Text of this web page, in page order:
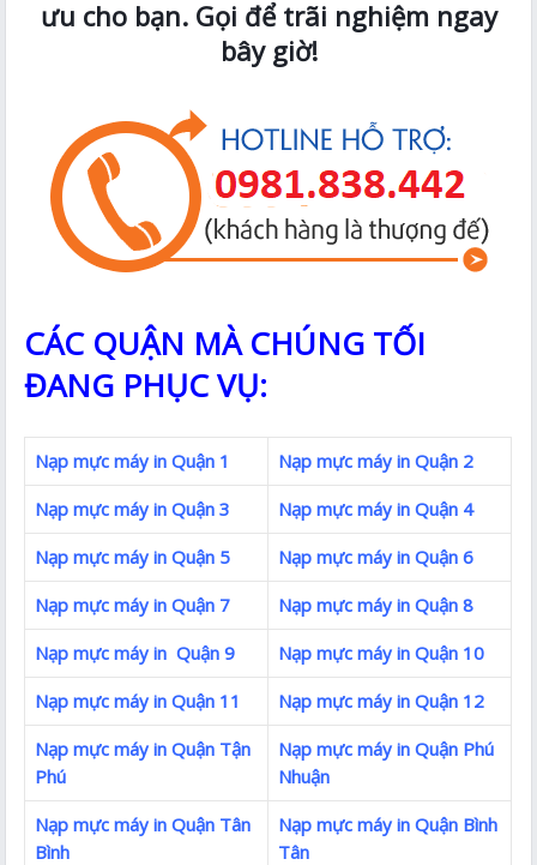
ưu cho bạn. Gọi để trãi nghiệm ngay
bây giờ!
CÁC QUẬN MÀ CHÚNG TỐI
ĐANG PHỤC VỤ:
Nạp mực máy in Quận 1
Nạp mực máy in Quận 2
Nạp mực máy in Quận 3
Nạp mực máy in Quận 4
Nạp mực máy in Quận 5
Nạp mực máy in Quận 6
Nạp mực máy in Quận 7
Nạp mực máy in Quận 8
Nạp mực máy in Quận 9
Nạp mực máy in Quận 10
Nạp mực máy in Quận 11
Nạp mực máy in Quận 12
Nạp mực máy in Quận Tận
Phú
Nạp mực máy in Quận Phú
Nhuận
Nạp mực máy in Quận Tân
Bình
Nạp mực máy in Quận Bình
Tân